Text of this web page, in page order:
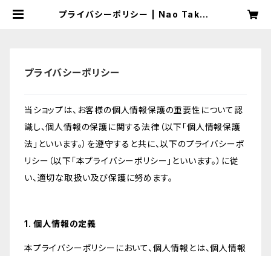
プライバシーポリシー | Nao Takeu
プライバシーポリシー
当ショップは、お客様の個人情報保護の重要性について認
識し、個人情報の保護に関する法律（以下「個人情報保護
法」といいます。）を遵守すると共に、以下のプライバシーポ
リシー（以下「本プライバシーポリシー」といいます。）に従
い、適切な取扱い及び保護に努めます。
1. 個人情報の定義
本プライバシーポリシーにおいて、個人情報とは、個人情報